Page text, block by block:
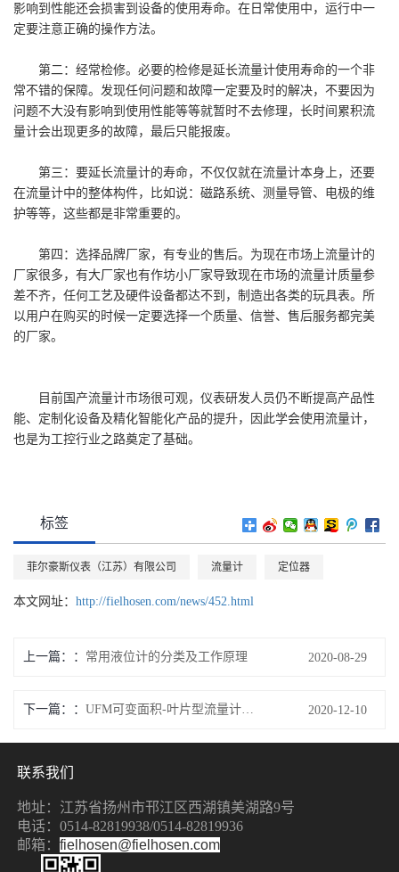
影响到性能还会损害到设备的使用寿命。在日常使用中，运行中一
定要注意正确的操作方法。
第二：经常检修。必要的检修是延长流量计使用寿命的一个非
常不错的保障。发现任何问题和故障一定要及时的解决，不要因为
问题不大没有影响到使用性能等等就暂时不去修理，长时间累积流
量计会出现更多的故障，最后只能报废。
第三：要延长流量计的寿命，不仅仅就在流量计本身上，还要
在流量计中的整体构件，比如说：磁路系统、测量导管、电极的维
护等等，这些都是非常重要的。
第四：选择品牌厂家，有专业的售后。为现在市场上流量计的
厂家很多，有大厂家也有作坊小厂家导致现在市场的流量计质量参
差不齐，任何工艺及硬件设备都达不到，制造出各类的玩具表。所
以用户在购买的时候一定要选择一个质量、信誉、售后服务都完美
的厂家。
目前国产流量计市场很可观，仪表研发人员仍不断提高产品性
能、定制化设备及精化智能化产品的提升，因此学会使用流量计，
也是为工控行业之路奠定了基础。
标签
菲尔豪斯仪表（江苏）有限公司 流量计 定位器
本文网址： http://fielhosen.com/news/452.html
上一篇： 常用液位计的分类及工作原理 2020-08-29
下一篇： 2020-12-10
联系我们
地址：江苏省扬州市邗江区西湖镇美湖路9号
电话：0514-82819938/0514-82819936
邮箱：fielhosen@fielhosen.com